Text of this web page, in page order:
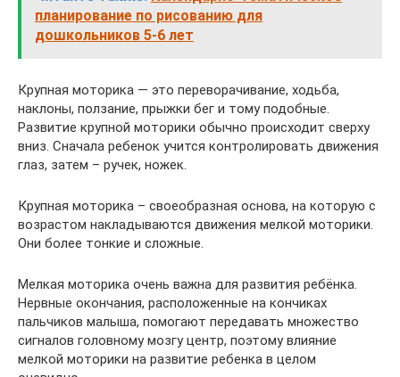
планирование по рисованию для
дошкольников 5-6 лет
Крупная моторика — это переворачивание, ходьба,
наклоны, ползание, прыжки бег и тому подобные.
Развитие крупной моторики обычно происходит сверху
вниз. Сначала ребенок учится контролировать движения
глаз, затем – ручек, ножек.
Крупная моторика – своеобразная основа, на которую с
возрастом накладываются движения мелкой моторики.
Они более тонкие и сложные.
Мелкая моторика очень важна для развития ребёнка.
Нервные окончания, расположенные на кончиках
пальчиков малыша, помогают передавать множество
сигналов головному мозгу центр, поэтому влияние
мелкой моторики на развитие ребенка в целом